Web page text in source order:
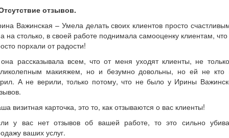
отзывов.
Важинская – Умела делать своих клиентов просто
на столько, в своей работе поднимала самооценку клиентам, что
порхали от радости!
рассказывала всем, что от меня уходят клиенты, не
макияжем, но и безумно довольны, но ей не кто
А не верили, только потому, что не было у Ирины
визитная карточка, это то, как отзываются о вас клиенты!
у вас нет отзывов об вашей работе, то это сильно
ваших услуг.